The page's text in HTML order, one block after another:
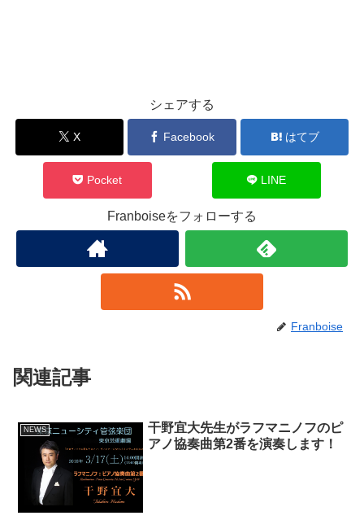
シェアする
X Facebook はてブ
Pocket LINE
Franboiseをフォローする
Franboise
関連記事
NEWS
干野宜大先生がラフマニノフのピ
アノ協奏曲第2番を演奏します！